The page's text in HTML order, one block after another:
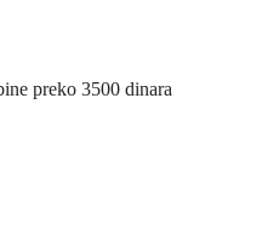
preko 3500 dinara